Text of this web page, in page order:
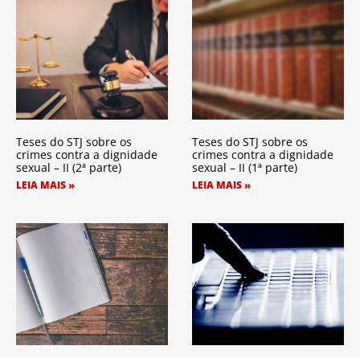
Teses do STJ sobre os
crimes contra a dignidade
sexual – II (2ª parte)
LEIA MAIS »
Teses do STJ sobre os
crimes contra a dignidade
sexual – II (1ª parte)
LEIA MAIS »